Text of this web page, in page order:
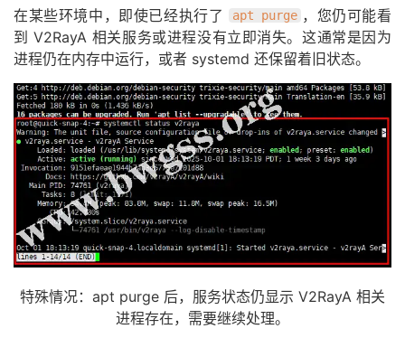
在某些环境中，即使已经执行了 apt purge ，您仍可能看
到 V2RayA 相关服务或进程没有立即消失。这通常是因为
进程仍在内存中运行，或者 systemd 还保留着旧状态。
特殊情况：apt purge 后，服务状态仍显示 V2RayA 相关
进程存在，需要继续处理。